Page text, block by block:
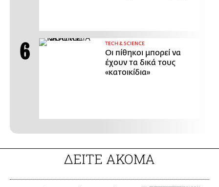
ΤECH & SCIENCE
Οι πίθηκοι μπορεί να
έχουν τα δικά τους
«κατοικίδια»
ΔΕΙΤΕ ΑΚΟΜΑ